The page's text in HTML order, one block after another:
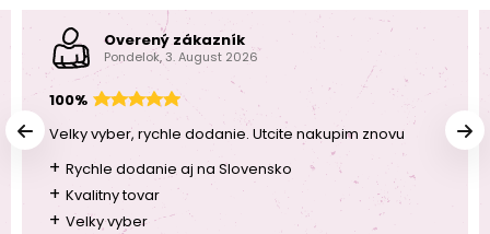
Overený zákazník
Pondelok, 3. August 2026
100%
Velky vyber, rychle dodanie. Utcite nakupim znovu
+ Rychle dodanie aj na Slovensko
+ Kvalitny tovar
+ Velky vyber